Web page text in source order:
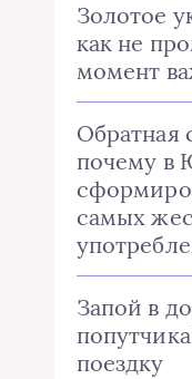
Золотое
как не
момент
Обратная
почему в
самых
Запой в
поездку